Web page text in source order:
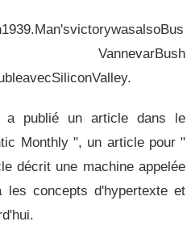
VannevarBush
a publié un article dans le
Monthly ", un article pour "
décrit une machine appelée
les concepts d'hypertexte et